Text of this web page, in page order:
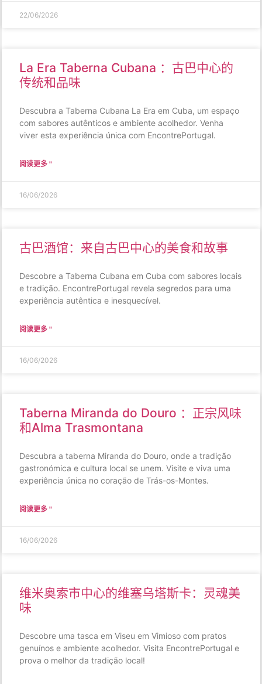
22/06/2026
La Era Taberna Cubana ：古巴中心的
传统和品味
Descubra a Taberna Cubana La Era em Cuba, um espaço
com sabores autênticos e ambiente acolhedor. Venha
viver esta experiência única com EncontrePortugal.
阅读更多 "
16/06/2026
古巴酒馆：来自古巴中心的美食和故事
Descobre a Taberna Cubana em Cuba com sabores locais
e tradição. EncontrePortugal revela segredos para uma
experiência autêntica e inesquecível.
阅读更多 "
16/06/2026
Taberna Miranda do Douro ：正宗风味
和Alma Trasmontana
Descubra a taberna Miranda do Douro, onde a tradição
gastronómica e cultura local se unem. Visite e viva uma
experiência única no coração de Trás-os-Montes.
阅读更多 "
16/06/2026
维米奥索市中心的维塞乌塔斯卡：灵魂美
味
Descobre uma tasca em Viseu em Vimioso com pratos
genuínos e ambiente acolhedor. Visita EncontrePortugal e
prova o melhor da tradição local!